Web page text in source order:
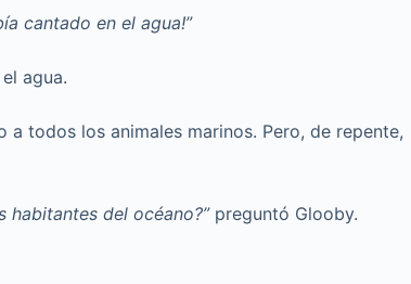
cantado en el agua!”
agua.
a todos los animales marinos. Pero, de repente,
habitantes del océano?”preguntó Glooby.